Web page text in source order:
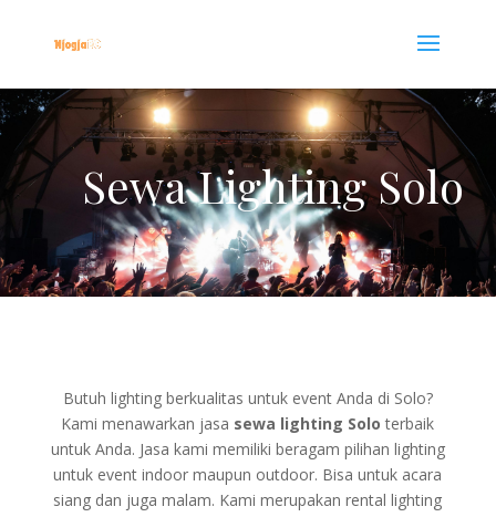
Sewa Lighting Solo
Butuh lighting berkualitas untuk event Anda di Solo?
Kami menawarkan jasa sewa lighting Soloterbaik
untuk Anda. Jasa kami memiliki beragam pilihan lighting
untuk event indoor maupun outdoor. Bisa untuk acara
siang dan juga malam. Kami merupakan rental lighting